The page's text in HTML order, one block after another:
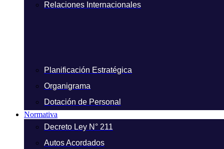
Relaciones Internacionales
Planificación Estratégica
Organigrama
Dotación de Personal
Normativa
Decreto Ley N° 211
Autos Acordados